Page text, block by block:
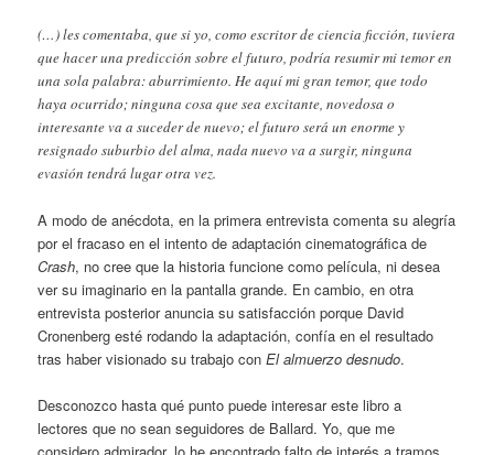
(…) les comentaba, que si yo, como escritor de ciencia ficción, tuviera
que hacer una predicción sobre el futuro, podría resumir mi temor en
una sola palabra: aburrimiento. He aquí mi gran temor, que todo
haya ocurrido; ninguna cosa que sea excitante, novedosa o
interesante va a suceder de nuevo; el futuro será un enorme y
resignado suburbio del alma, nada nuevo va a surgir, ninguna
evasión tendrá lugar otra vez.
A modo de anécdota, en la primera entrevista comenta su alegría
por el fracaso en el intento de adaptación cinematográfica de
Crash, no cree que la historia funcione como película, ni desea
ver su imaginario en la pantalla grande. En cambio, en otra
entrevista posterior anuncia su satisfacción porque David
Cronenberg esté rodando la adaptación, confía en el resultado
tras haber visionado su trabajo conEl almuerzo desnudo.
Desconozco hasta qué punto puede interesar este libro a
lectores que no sean seguidores de Ballard. Yo, que me